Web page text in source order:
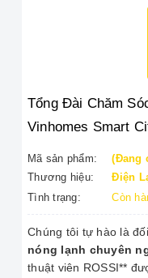
Tổng Đài Chăm
Vinhomes Smart
Mã sản phẩm:
(Đang
Thương hiệu:
Điện
Tình trạng:
Còn
Chúng tôi tự hào là
nóng lạnh chuyên
thuật viên ROSSI**